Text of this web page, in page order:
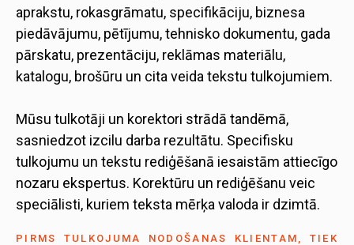
aprakstu, rokasgrāmatu, specifikāciju, biznesa
piedāvājumu, pētījumu, tehnisko dokumentu, gada
pārskatu, prezentāciju, reklāmas materiālu,
katalogu, brošūru un cita veida tekstu tulkojumiem.
Mūsu tulkotāji un korektori strādā tandēmā,
sasniedzot izcilu darba rezultātu. Specifisku
tulkojumu un tekstu rediģēšanā iesaistām attiecīgo
nozaru ekspertus. Korektūru un rediģēšanu veic
speciālisti, kuriem teksta mērķa valoda ir dzimtā.
PIRMS TULKOJUMA NODOŠANAS KLIENTAM, TIEK